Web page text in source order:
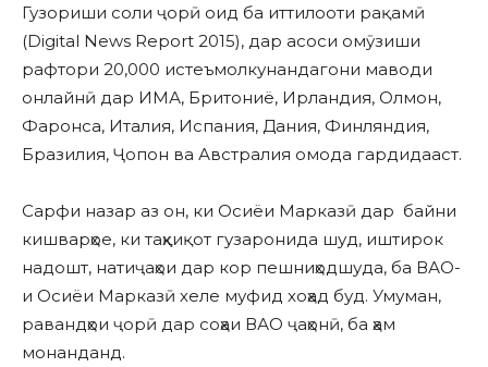
Гузориши соли ҷорӣ оид ба иттилооти рақамӣ
(Digital News Report 2015), дар асоси омӯзиши
рафтори 20,000 истеъмолкунандагони маводи
онлайнӣ дар ИМА, Бритониё, Ирландия, Олмон,
Фаронса, Италия, Испания, Дания, Финляндия,
Бразилия, Ҷопон ва Австралия омода гардидааст.
Сарфи назар аз он, ки Осиёи Марказӣ дар байни
кишварҳое, ки таҳқиқот гузаронида шуд, иштирок
надошт, натиҷаҳои дар кор пешниҳодшуда, ба ВАО-
и Осиёи Марказӣ хеле муфид хоҳад буд. Умуман,
равандҳои ҷорӣ дар соҳаи ВАО ҷаҳонӣ, ба ҳам
монанданд.